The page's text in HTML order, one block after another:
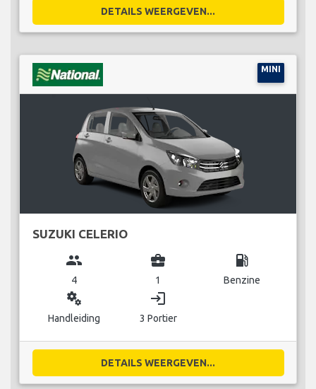
DETAILS WEERGEVEN...
MINI
SUZUKI CELERIO
group
4
business_center
1
local_gas_station
Benzine
miscellaneous_services
Handleiding
login
3 Portier
DETAILS WEERGEVEN...